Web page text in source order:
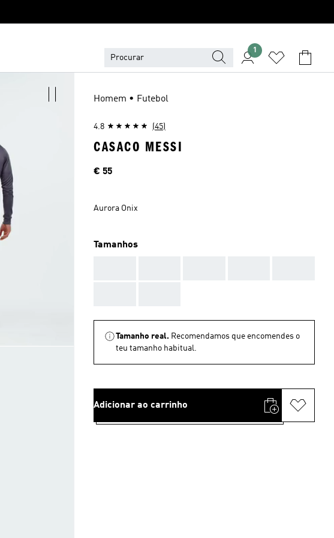
1
Homem • Futebol
4.8 (45)
CASACO MESSI
Preço
€ 55
Aurora Onix
Tamanhos
Tamanho real. Recomendamos que encomendes o
teu tamanho habitual.
Adicionar ao carrinho